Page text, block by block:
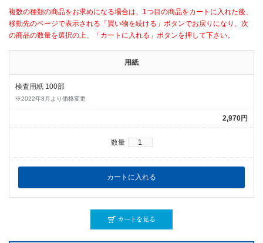
複数の種類の商品をお求めになる場合は、1つ目の商品をカートに入れた後、
移動先のページで表示される「買い物を続ける」ボタンでお戻りになり、次
の商品の数量を選択の上、「カートに入れる」ボタンを押して下さい。
用紙
検査用紙 100部
※2022年8月より価格変更
2,970円
数量